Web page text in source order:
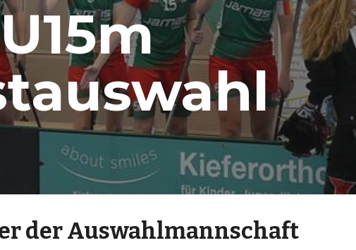
U15m
der Auswahlmannschaft